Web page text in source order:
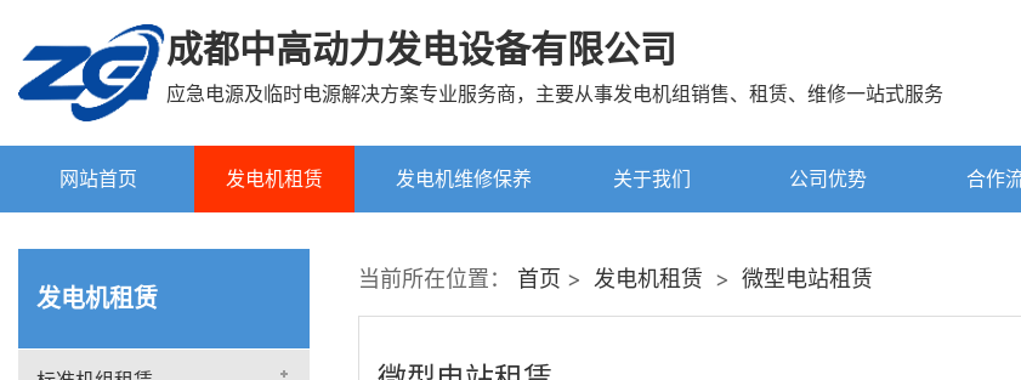
成都中高动力发电设备有限公司
应急电源及临时电源解决方案专业服务商，主要从事发电机组销售、租赁、维修一站式服务
网站首页 发电机租赁
移动电源租赁
发电机维修保养 关于我们 公司优势 合作
发电机租赁
当前所在位置： 首页 > 发电机租赁 > 微型电站租赁